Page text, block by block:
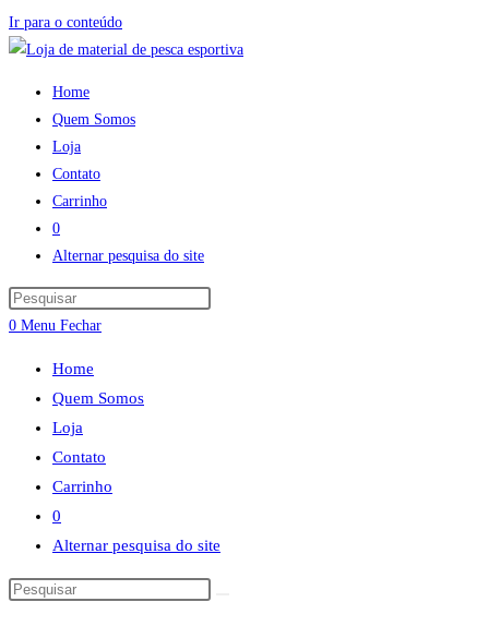
Ir para o conteúdo
Home
Quem Somos
Loja
Contato
Carrinho
0
Alternar pesquisa do site
0 Menu Fechar
Home
Quem Somos
Loja
Contato
Carrinho
0
Alternar pesquisa do site